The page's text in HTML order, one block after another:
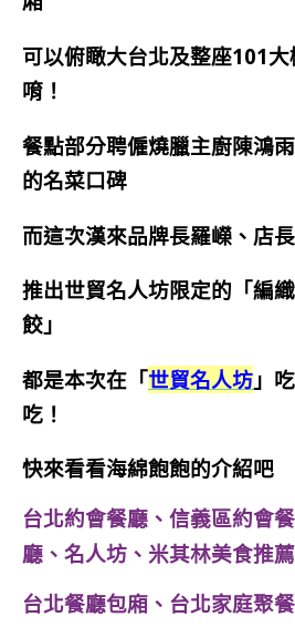
可以俯瞰大台北及整座101
唷！
餐點部分聘僱燒臘主廚陳鴻
的名菜口碑
而這次漢來品牌長羅嶸、店
推出世貿名人坊限定的「編
餃」
都是本次在「世貿名人坊 」
吃！
快來看看海綿飽飽的介紹吧
台北約會餐廳、信義區約會
廳、名人坊、米其林美食推薦
台北餐廳包廂、台北家庭聚